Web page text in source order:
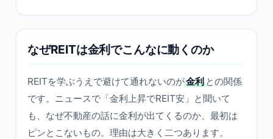
なぜREITは金利でこんなに動くのか
REITを学ぶうえで避けて通れないのが金利 との関係
です。ニュースで「金利上昇でREIT安」と聞いて
も、なぜ不動産の話に金利が出てくるのか、最初は
ピンとこないもの。理由は大きく二つあります。